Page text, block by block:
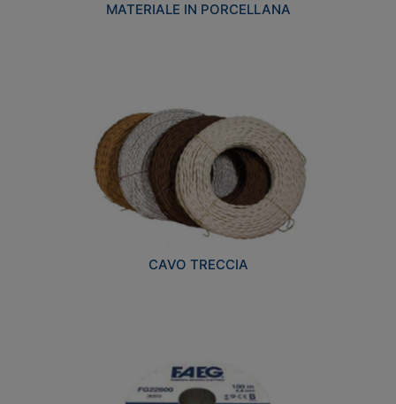
MATERIALE IN PORCELLANA
CAVO TRECCIA